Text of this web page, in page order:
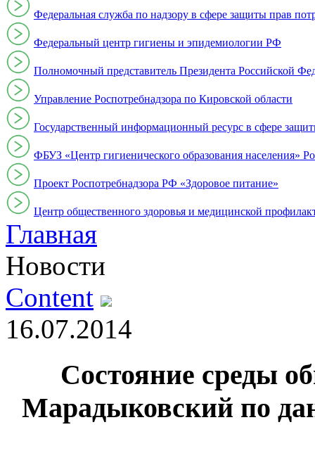
Федеральная служба по надзору в сфере защиты прав
Федеральный центр гигиены и эпидемиологии РФ
Полномочный представитель Президента Российской
Управление Роспотребнадзора по Кировской области
Государственный информационный ресурс в сфере
ФБУЗ «Центр гигиенического образования населения»
Проект Роспотребнадзора РФ «Здоровое питание»
Центр общественного здоровья и медицинской
Главная
Новости
Content
16.07.2014
Состояние среды
Марадыковский по